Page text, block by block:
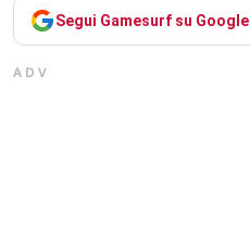
Segui Gamesurf su Google
ADV